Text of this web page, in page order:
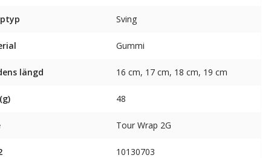
Sving
Gummi
längd 16 cm, 17 cm, 18 cm, 19 cm
48
Tour Wrap 2G
10130703